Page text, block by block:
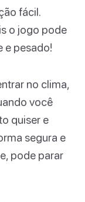
fácil.
o jogo pode
e pesado!
no clima,
você
quiser e
segura e
pode parar